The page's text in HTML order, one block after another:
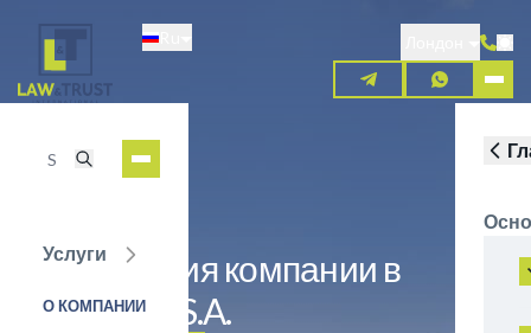
основному
содержанию
Услуги
О КОМПАНИИ
Регистрация компании в
Испании - S.A.